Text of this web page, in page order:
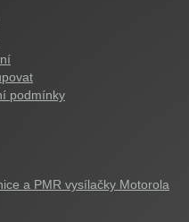
podmínky
a PMR vysílačky Motorola